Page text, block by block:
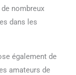
nombreux
dans les
également de
amateurs de